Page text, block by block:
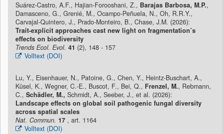
Suárez-Castro, A.F., Hajian-Forooshani, Z., Barajas Barbosa, M.P.,
Damasceno, G., Grenié, M., Ocampo-Peñuela, N., Oh, R.R.Y.,
Carvajal-Quintero, J., Prado-Monteiro, B., Chase, J.M. (2026):
Trait-explicit approaches cast new light on fragmentation’s
effects on biodiversity
Trends Ecol. Evol. 41 (2), 148 - 157
Volltext (DOI)
Lu, Y., Eisenhauer, N., Patoine, G., Chen, Y., Heintz-Buschart, A.,
Küsel, K., Wegner, C.-E., Buscot, F., Bei, Q., Frenzel, M., Rebmann,
C., Schädler, M., Schmidt, A., Seeber, J., et al. (2026):
Landscape effects on global soil pathogenic fungal diversity
across spatial scales
Nat. Commun. 17 , art. 1164
Volltext (DOI)